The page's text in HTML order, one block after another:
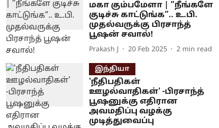
மகா கும்பமேளா | ”நீங்களே
குடிச்சு காட்டுங்க”.. உ.பி.
முதல்வருக்கு பிரசாந்த்
பூஷன் சவால்!
Prakash J 20 Feb 2025 2 min read
இந்தியா
'நீதிபதிகள்
ஊழல்வாதிகள்' -பிரசாந்த்
பூஷனுக்கு எதிரான
அவமதிப்பு வழக்கு
முடித்துவைப்பு